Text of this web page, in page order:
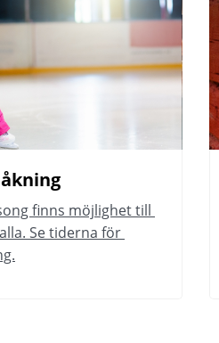
finns möjlighet till
Se tiderna för